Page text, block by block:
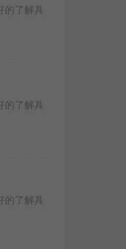
的了解具
的了解具
的了解具